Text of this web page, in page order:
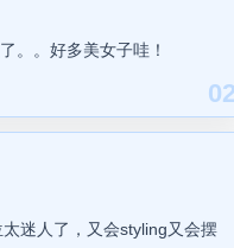
。。好多美女子哇！
迷人了，又会styling又会摆